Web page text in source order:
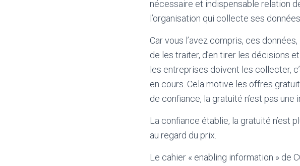
nécessaire et indispensable relation
l’organisation qui collecte ses données.
Car vous l’avez compris, ces
de les traiter, d’en tirer les décisions
les entreprises doivent les collecter,
en cours. Cela motive les offres
de confiance, la gratuité n’est pas une
La confiance établie, la gratuité n’est
au regard du prix.
Le cahier « enabling information » de